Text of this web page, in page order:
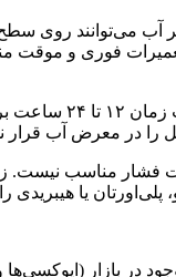
می‌توانند روی
فوری و
در معرض آب قرار
فشار مناسب نیست.
یا هیبریدی را
بازار (اپوکسی‌ها